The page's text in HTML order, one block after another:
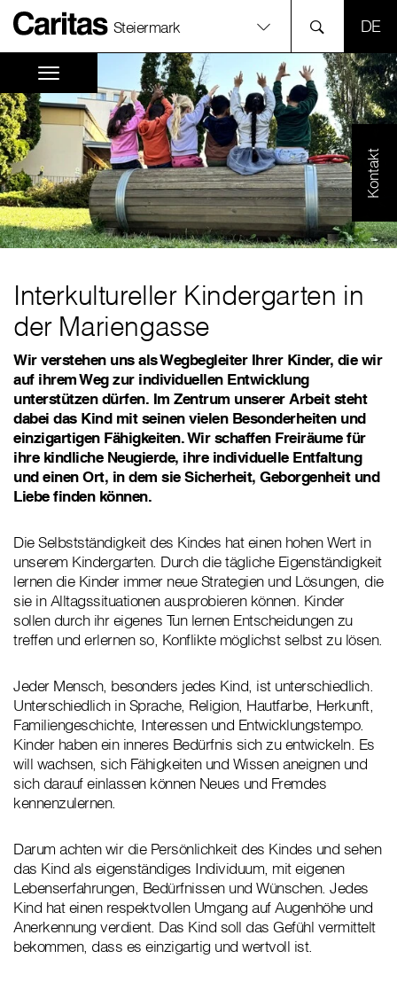
Steiermark
Kontakt
Interkultureller Kindergarten in
der Mariengasse
Wir verstehen uns als Wegbegleiter Ihrer Kinder, die wir
auf ihrem Weg zur individuellen Entwicklung
unterstützen dürfen. Im Zentrum unserer Arbeit steht
dabei das Kind mit seinen vielen Besonderheiten und
einzigartigen Fähigkeiten. Wir schaffen Freiräume für
ihre kindliche Neugierde, ihre individuelle Entfaltung
und einen Ort, in dem sie Sicherheit, Geborgenheit und
Liebe finden können.
Die Selbstständigkeit des Kindes hat einen hohen Wert in
unserem Kindergarten. Durch die tägliche Eigenständigkeit
lernen die Kinder immer neue Strategien und Lösungen, die
sie in Alltagssituationen ausprobieren können. Kinder
sollen durch ihr eigenes Tun lernen Entscheidungen zu
treffen und erlernen so, Konflikte möglichst selbst zu lösen.
Jeder Mensch, besonders jedes Kind, ist unterschiedlich.
Unterschiedlich in Sprache, Religion, Hautfarbe, Herkunft,
Familiengeschichte, Interessen und Entwicklungstempo.
Kinder haben ein inneres Bedürfnis sich zu entwickeln. Es
will wachsen, sich Fähigkeiten und Wissen aneignen und
sich darauf einlassen können Neues und Fremdes
kennenzulernen.
Darum achten wir die Persönlichkeit des Kindes und sehen
das Kind als eigenständiges Individuum, mit eigenen
Lebenserfahrungen, Bedürfnissen und Wünschen. Jedes
Kind hat einen respektvollen Umgang auf Augenhöhe und
Anerkennung verdient. Das Kind soll das Gefühl vermittelt
bekommen, dass es einzigartig und wertvoll ist.